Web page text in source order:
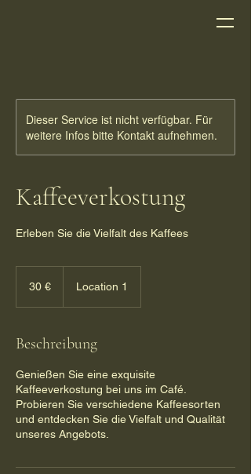
Dieser Service ist nicht verfügbar. Für
weitere Infos bitte Kontakt aufnehmen.
Kaffeeverkostung
Erleben Sie die Vielfalt des Kaffees
30 € Location 1
Beschreibung
Genießen Sie eine exquisite
Kaffeeverkostung bei uns im Café.
Probieren Sie verschiedene Kaffeesorten
und entdecken Sie die Vielfalt und Qualität
unseres Angebots.